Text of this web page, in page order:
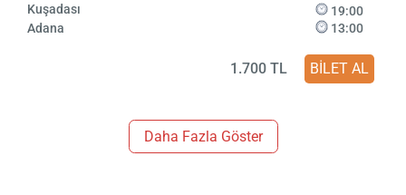
Kuşadası
Adana
19:00
13:00
1.700 TL BİLET AL
Daha Fazla Göster